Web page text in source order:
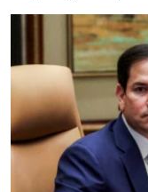
TÁRSADALOM
DEMOKRÁCIA
A PÉNZ NYOMÁBAN
EURÓPAI UNIÓ
VILÁG
KLÍMAVÁLTOZÁS